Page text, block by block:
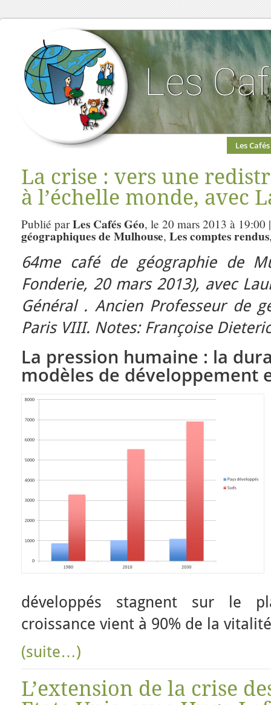
Les Cafés
La crise : vers une
à l’échelle monde, avec
Publié parLes Cafés Géo, le 20 mars 2013 à
géographiques de Mulhouse, Les comptes rendus
64me café de géographie de
Fonderie, 20 mars 2013), avec
Général . Ancien Professeur de
Paris VIII. Notes: Françoise
La pression humaine : la
modèles de développement
développés stagnent sur le
croissance vient à 90% de la
(suite…)
L’extension de la crise